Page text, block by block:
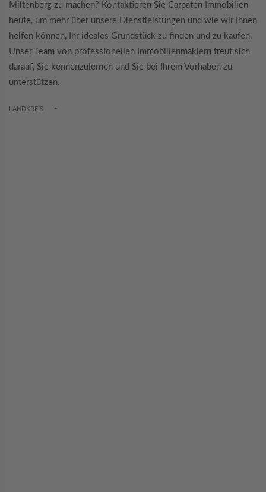
Miltenberg zu machen? Kontaktieren Sie Carpaten Immobilien
heute, um mehr über unsere Dienstleistungen und wie wir Ihnen
helfen können, Ihr ideales Grundstück zu finden und zu kaufen.
Unser Team von professionellen Immobilienmaklern freut sich
darauf, Sie kennenzulernen und Sie bei Ihrem Vorhaben zu
unterstützen.
LANDKREIS TOGGLE DROPDOWN